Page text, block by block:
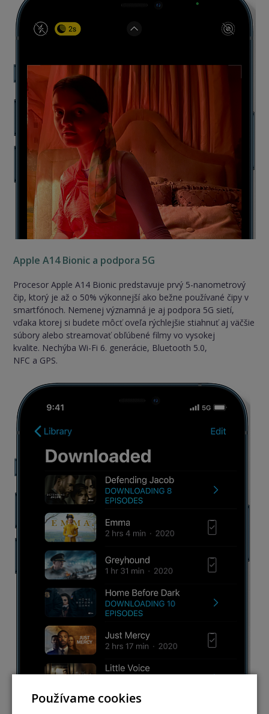
Apple A14 Bionic a podpora 5G
Procesor Apple A14 Bionic predstavuje prvý 5-nanometrový
čip, ktorý je až o 50% výkonnejší ako bežne používané čipy v
smartfónoch. Nemenej významná je aj podpora 5G sietí,
vďaka ktorej si budete môcť oveľa rýchlejšie stiahnuť aj väčšie
súbory alebo streamovať obľúbené filmy vo vysokej
kvalite. Nechýba Wi-Fi 6. generácie, Bluetooth 5.0,
NFC a GPS.
Používame cookies